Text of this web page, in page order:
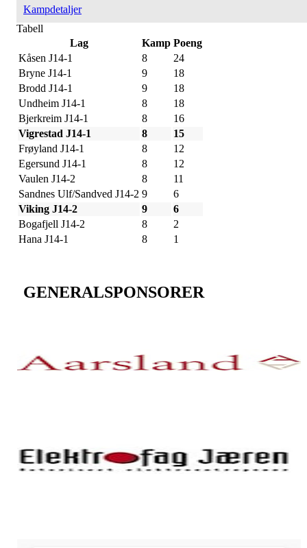
Kampdetaljer
Tabell
Lag
Kamp Poeng
Kåsen J14-1
8
24
Bryne J14-1
9
18
Brodd J14-1
9
18
Undheim J14-1
8
18
Bjerkreim J14-1
8
16
Vigrestad J14-1
8
15
Frøyland J14-1
8
12
Egersund J14-1
8
12
Vaulen J14-2
8
11
Sandnes Ulf/Sandved J14-2 9
6
Viking J14-2
9
6
Bogafjell J14-2
8
2
Hana J14-1
8 1
GENERALSPONSORER